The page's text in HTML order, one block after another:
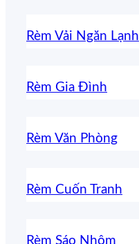
Rèm Vải Ngăn Lạnh
Rèm Gia Đình
Rèm Văn Phòng
Rèm Cuốn Tranh
Rèm Sáo Nhôm